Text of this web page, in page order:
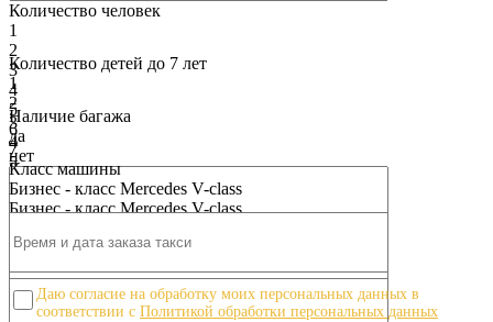
Количество человек
1
2
3
4
5
6
7
8
9
10
Количество детей до 7 лет
1
2
3
4
5
6
7
9
Наличие багажа
да
нет
Класс машины
Бизнес - класс Mercedes V-class
Бизнес - класс Mercedes V-class
Даю согласие на обработку моих персональных данных в
соответствии с Политикой обработки персональных данных